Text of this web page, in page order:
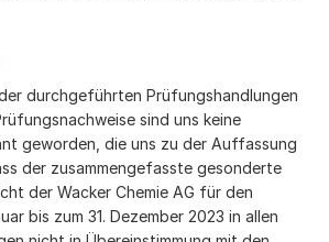
durchgeführten Prüfungshandlungen
sind uns keine
geworden, die uns zu der Auffassung
der zusammengefasste gesonderte
der Wacker Chemie AG für den
bis zum 31. Dezember 2023 in allen